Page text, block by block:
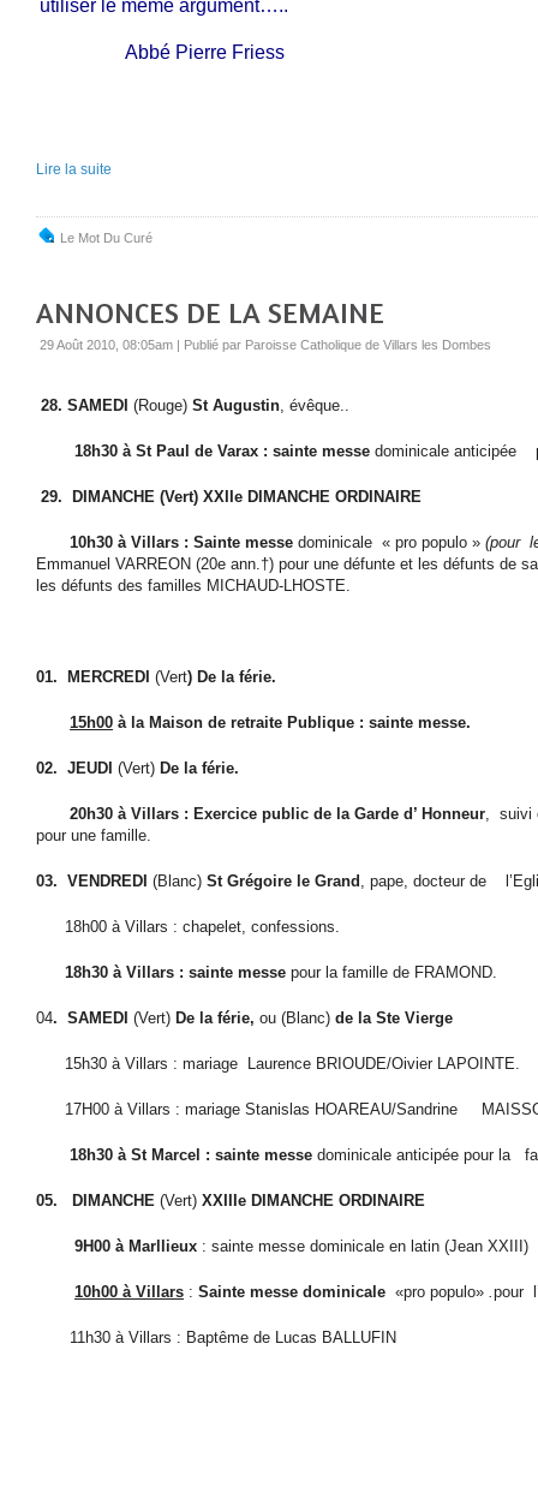
utiliser le même argument…..
Abbé Pierre Friess
Lire la suite
Le Mot Du Curé
ANNONCES DE LA SEMAINE
29 Août 2010, 08:05am | Publié par Paroisse Catholique de Villars les Dombes
28. SAMEDI (Rouge) St Augustin évêque..
18h30 à St Paul de Varax : sainte messe dominicale anticipée
29. DIMANCHE (Vert) XXIIe DIMANCHE ORDINAIRE
10h30 à Villars : Sainte messe dominicale « pro populo » (pour
Emmanuel VARREON (20e ann. †) pour une défunte et les défunts de
les défunts des familles MICHAUD-LHOSTE.
01. MERCREDI (Vert) De la férie.
15h00 à la Maison de retraite Publique : sainte messe.
02. JEUDI (Vert) De la férie.
20h30 à Villars : Exercice public de la Garde d’ Honneur
suivi
pour une famille.
03. VENDREDI (Blanc) St Grégoire le Grand , pape, docteur de
18h00 à Villars : chapelet, confessions.
18h30 à Villars : sainte messe pour la famille de FRAMOND.
04. SAMEDI (Vert) De la férie, ou (Blanc) de la Ste Vierge
15h30 à Villars : mariage Laurence BRIOUDE/Oivier LAPOINTE.
17H00 à Villars : mariage Stanislas HOAREAU/Sandrine
18h30 à St Marcel : sainte messe dominicale anticipée pour la
05. DIMANCHE (Vert) XXIIIe DIMANCHE ORDINAIRE
9H00 à Marllieux : sainte messe dominicale en latin (Jean XXIII)
10h00 à Villars : Sainte messe dominicale «pro populo» pour
11h30 à Villars : Baptême de Lucas BALLUFIN